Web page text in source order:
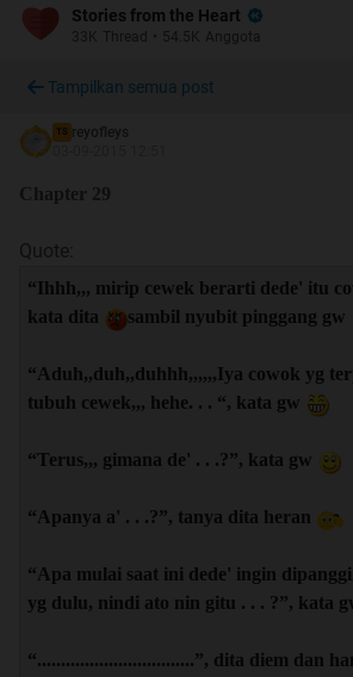
Spoilerforrules:
F.A.Q
“She is my first love, she is my first
wife”
“and she is the reason I tell you about
Spoiler
Stories from the Heart
33K Thread • 54.5K Anggota
Tampilkan semua post
TS reyofleys
Chapter 29
Quote:
“Ihhh,,, mirip cewek berarti dede' itu
kata dita
sambil nyubit pinggang gw
“Aduh,,duh,,duhhh,,,,,,Iya cowok yg
tubuh cewek,,, hehe. . . “, kata gw
“Terus,,, gimana de' . . .?”, kata gw
“Apanya a' . . .?”, tanya dita heran
“Apa mulai saat ini dede' ingin
yg dulu, nindi ato nin gitu . . . ?”, kata
“.................................”, dita diem dan